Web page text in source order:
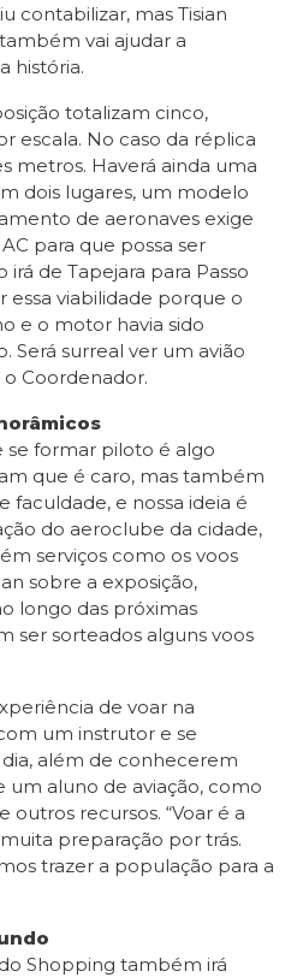
contabilizar, mas Tisian
vai ajudar a
história.
totalizam cinco,
escala. No caso da réplica
metros. Haverá ainda uma
dois lugares, um modelo
de aeronaves exige
para que possa ser
de Tapejara para Passo
essa viabilidade porque o
e o motor havia sido
Será surreal ver um avião
Coordenador.
se formar piloto é algo
que é caro, mas também
faculdade, e nossa ideia é
do aeroclube da cidade,
serviços como os voos
sobre a exposição,
longo das próximas
ser sorteados alguns voos
de voar na
um instrutor e se
além de conhecerem
um aluno de aviação, como
recursos. “Voar é a
preparação por trás.
trazer a população para a
Shopping também irá